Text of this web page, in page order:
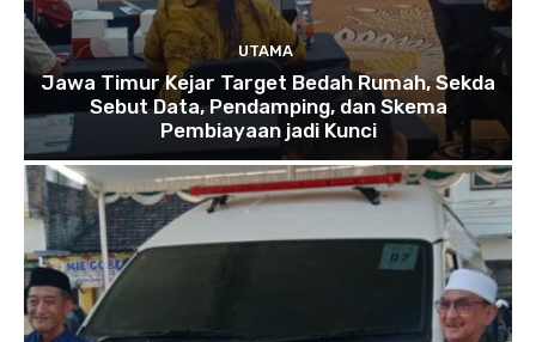
UTAMA
Jawa Timur Kejar Target Bedah Rumah, Sekda
Sebut Data, Pendamping, dan Skema
Pembiayaan jadi Kunci